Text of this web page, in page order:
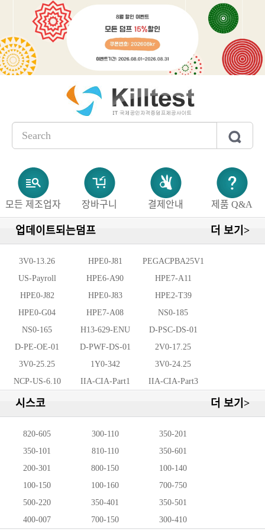
모든 제조업자 장바구니 결제안내 제품 Q&A
업데이트되는덤프 더 보기>
3V0-13.26 HPE0-J81
PEGACPBA25V1
US-Payroll
HPE6-A90
HPE7-A11
HPE0-J82
HPE0-J83
HPE2-T39
HPE0-G04
HPE7-A08
NS0-185
NS0-165
H13-629-ENU
D-PSC-DS-01
D-PE-OE-01
D-PWF-DS-01
2V0-17.25
3V0-25.25
1Y0-342
3V0-24.25
NCP-US-6.10
IIA-CIA-Part1 IIA-CIA-Part3
시스코 더 보기>
820-605 300-110
350-201
350-101
810-110
350-601
200-301
800-150
100-140
100-150
100-160
700-750
500-220
350-401
350-501
400-007
700-150 300-410